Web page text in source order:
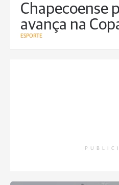
Chapecoense
avança na
ESPORTE